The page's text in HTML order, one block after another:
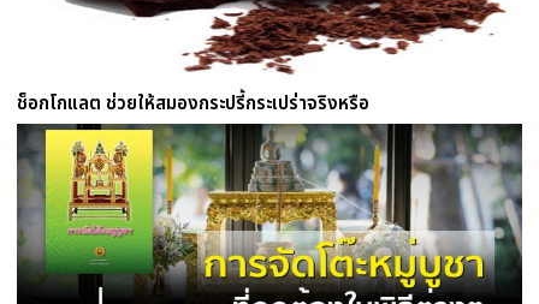
ช็อกโกแลต ช่วยให้สมองกระปรี้กระเปร่าจริงหรือ